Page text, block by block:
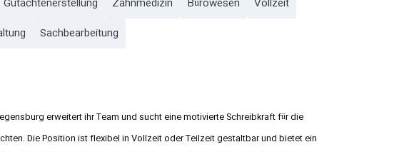
Gutachtenerstellung Zahnmedizin Bürowesen
Vollzeit
Sachbearbeitung
erweitert ihr Team und sucht eine motivierte Schreibkraft für die
Die Position ist flexibel in Vollzeit oder Teilzeit gestaltbar und bietet ein